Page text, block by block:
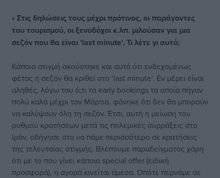
• Στις δηλώσεις τους μέχρι πρότινος, οι παράγοντες
του τουρισμού, οι ξενοδόχοι κ.λπ. μιλούσαν για μια
σεζόν που θα είναι ‘last minute’. Τι λέτε γι αυτό;
Κάποια στιγμή ακούστηκε και αυτό ότι ενδεχομένως
φέτος η σεζόν θα κριθεί στο ‘last minute’. Εν μέρει είναι
αληθές, λόγω του ό,τι τα early bookings τα οποία πήγαν
πολύ καλά μέχρι τον Μάρτιο, φάνηκε ότι δεν θα μπορούν
να καλύψουν όλη τη σεζόν. Έτσι, αυτή η μείωση του
ρυθμού κρατήσεων μετά τις πολεμικές συρράξεις στο
Ιράν, οδήγησε στο να πάμε περισσότερο σε κρατήσεις
της τελευταίας στιγμής. Βλέπουμε παραδείγματος χάρη
ότι με το που γίνει κάποιο special offer (ειδική
προσφορά), η αγορά κινείται άμεσα. Οπότε περνάμε σε